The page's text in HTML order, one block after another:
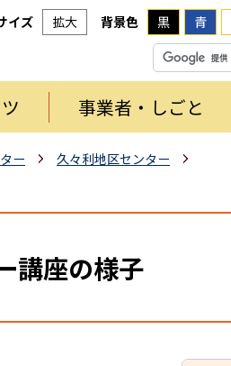
イズ 拡大 背景色 黒 青
事業者・しごと
ー
久々利地区センター
講座の様子